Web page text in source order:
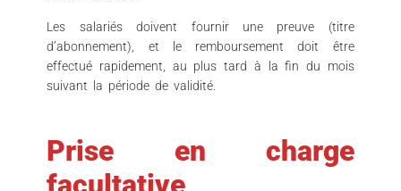
Les salariés doivent fournir une preuve (titre
d’abonnement), et le remboursement doit être
effectué rapidement, au plus tard à la fin du mois
suivant la période de validité.
Prise en charge